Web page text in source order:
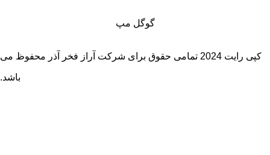
گوگل مپ
کپی رایت 2024 تمامی حقوق برای شرکت آراز فخر آذر محفوظ می
باشد.